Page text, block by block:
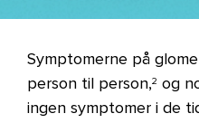
Symptomerne på
person til person,2 og
ingen symptomer i de